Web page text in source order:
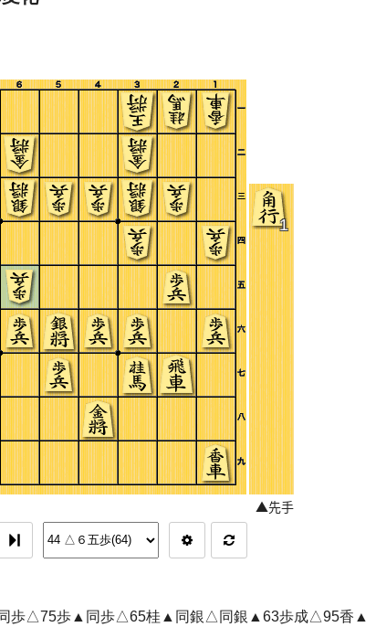
△75歩▲同歩△65桂▲同銀△同銀▲63歩成△95香▲